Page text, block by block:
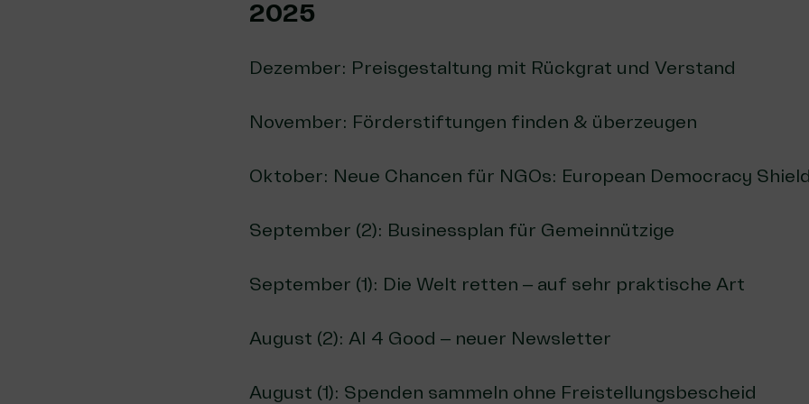
2025
Dezember: Preisgestaltung mit Rückgrat und Verstand
November: Förderstiftungen finden & überzeugen
Oktober: Neue Chancen für NGOs: European Democracy
September (2): Businessplan für Gemeinnützige
September (1): Die Welt retten – auf sehr praktische Art
August (2): AI 4 Good – neuer Newsletter
August (1): Spenden sammeln ohne Freistellungsbescheid